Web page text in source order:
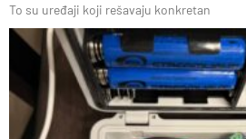
To su uređaji koji rešavaju konkretan